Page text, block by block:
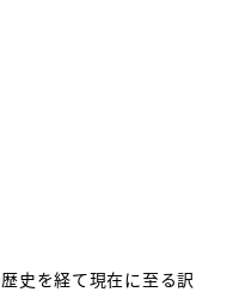
史を経て現在に至る訳